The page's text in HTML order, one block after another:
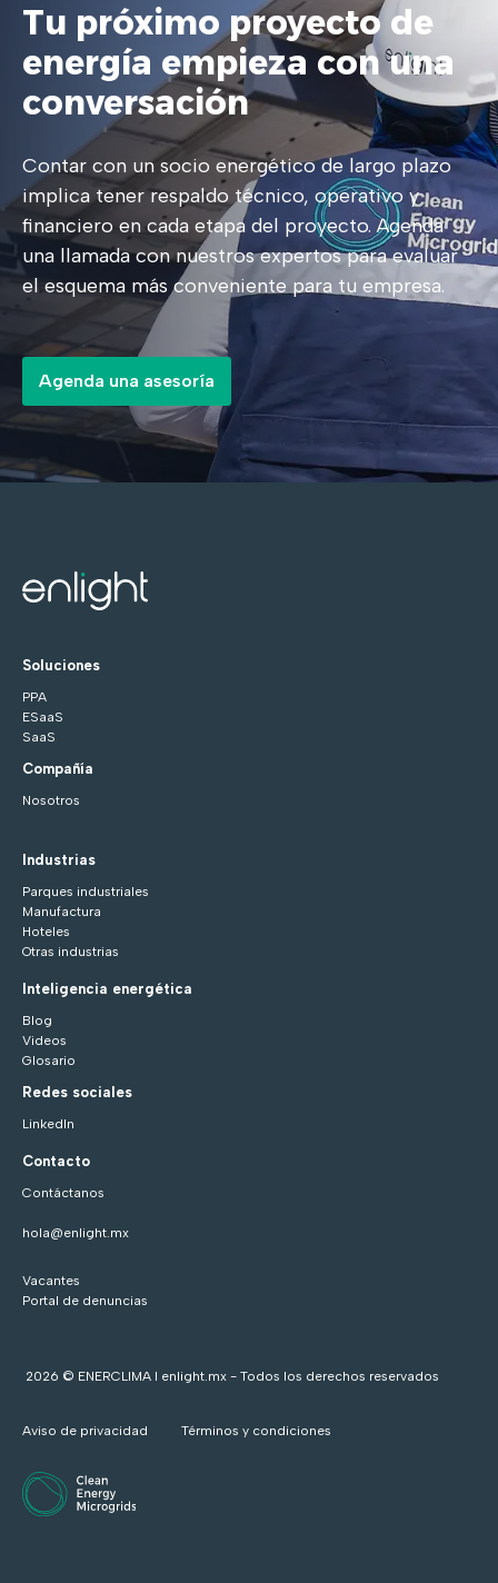
Tu próximo proyecto de
energía empieza con una
conversación
Contar con un socio energético de largo plazo
implica tener respaldo técnico, operativo y
financiero en cada etapa del proyecto. Agenda
una llamada con nuestros expertos para evaluar
el esquema más conveniente para tu empresa.
Agenda una asesoría
Soluciones
PPA
ESaaS
SaaS
Compañía
Nosotros
Industrias
Parques industriales
Manufactura
Hoteles
Otras industrias
Inteligencia energética
Blog
Videos
Glosario
Redes sociales
LinkedIn
Contacto
Contáctanos
hola@enlight.mx
Vacantes
Portal de denuncias
2026 © ENERCLIMA I enlight.mx - Todos los derechos reservados
Aviso de privacidad Términos y condiciones